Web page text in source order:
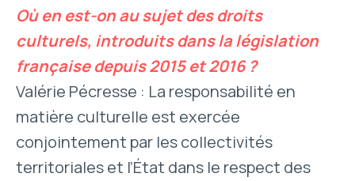
Où en est-on au sujet des droits
culturels, introduits dans la législation
française depuis 2015 et 2016 ?
Valérie Pécresse : La responsabilité en
matière culturelle est exercée
conjointement par les collectivités
territoriales et l’État dans le respect des